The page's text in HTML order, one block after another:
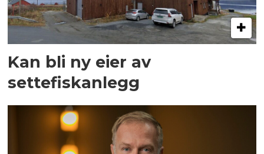
Kan bli ny eier av
settefiskanlegg